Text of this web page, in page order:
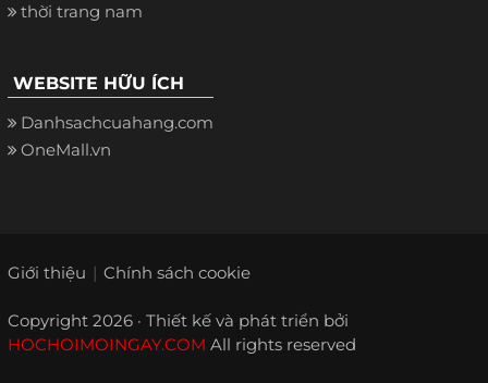
thời trang nam
WEBSITE HỮU ÍCH
Danhsachcuahang.com
OneMall.vn
Giới thiệu Chính sách cookie
Copyright 2026 · Thiết kế và phát triển bởi
HOCHOIMOINGAY.COM All rights reserved